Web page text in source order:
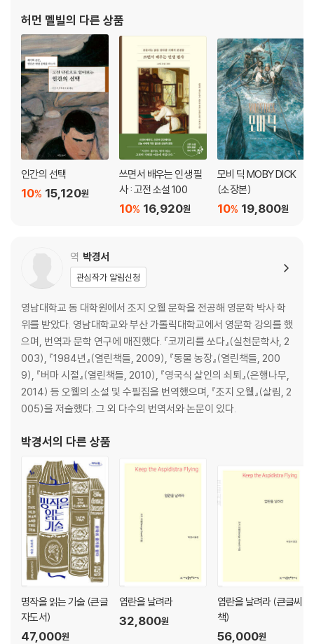
바탕으로 쓴 첫 작품 『타이피Typee』
허먼 멜빌의 다른 상품
인간의 선택
15,120원
10%
쓰면서 배우는 인생 필
사 : 고전 소설 100
16,920원
10%
모비 딕 MOBY DICK
(소장본)
19,800원
10%
역 박경서
관심작가 알림신청
영남대학교 동 대학원에서 조지 오웰 문학을 전공해 영문학 박사 학
위를 받았다. 영남대학교와 부산 가톨릭대학교에서 영문학 강의를 했
으며, 번역과 문학 연구에 매진했다. 『코끼리를 쏘다』(실천문학사, 2
003), 『1984년』(열린책들, 2009), 『동물 농장』(열린책들, 200
9), 『버마 시절』(열린책들, 2010), 『영국식 살인의 쇠퇴』(은행나무,
2014) 등 오웰의 소설 및 수필집을 번역했으며, 『조지 오웰』(살림, 2
005)을 저술했다. 그 외 다수의 번역서와 논문이 있다.
박경서의 다른 상품
명작을 읽는 기술 (큰글
자도서)
47,000원
엽란을 날려라
32,800원
엽란을 날려라 (큰글씨
책)
56,000원